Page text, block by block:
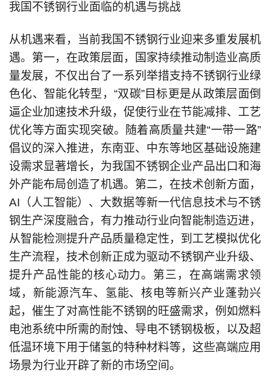
我国不锈钢行业面临的机遇与挑战
从机遇来看，当前我国不锈钢行业迎来多重发展机
遇。第一，在政策层面，国家持续推动制造业高质
量发展，不仅出台了一系列举措支持不锈钢行业绿
色化、智能化转型，“双碳”目标更是从政策层面倒
逼企业加速技术升级，促使行业在节能减排、工艺
优化等方面实现突破。随着高质量共建“一带一路”
倡议的深入推进，东南亚、中东等地区基础设施建
设需求显著增长，为我国不锈钢企业产品出口和海
外产能布局创造了机遇。第二，在技术创新方面，
AI（人工智能）、大数据等新一代信息技术与不锈
钢生产深度融合，有力推动行业向智能制造迈进，
从智能检测提升产品质量稳定性，到工艺模拟优化
生产流程，技术创新正成为驱动不锈钢产业升级、
提升产品性能的核心动力。第三，在高端需求领
域，新能源汽车、氢能、核电等新兴产业蓬勃兴
起，催生了对高性能不锈钢的旺盛需求，例如燃料
电池系统中所需的耐蚀、导电不锈钢极板，以及超
低温环境下用于储氢的特种材料等，这些高端应用
场景为行业开辟了新的市场空间。